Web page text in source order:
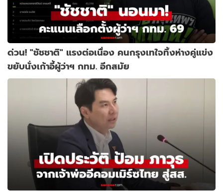
ด่วน! "ชัชชาติ" แรงต่อเนื่อง คนกรุงเทใจทิ้งห่างคู่แข่ง
ขยับนั่งเก้าอี้ผู้ว่าฯ กทม. อีกสมัย